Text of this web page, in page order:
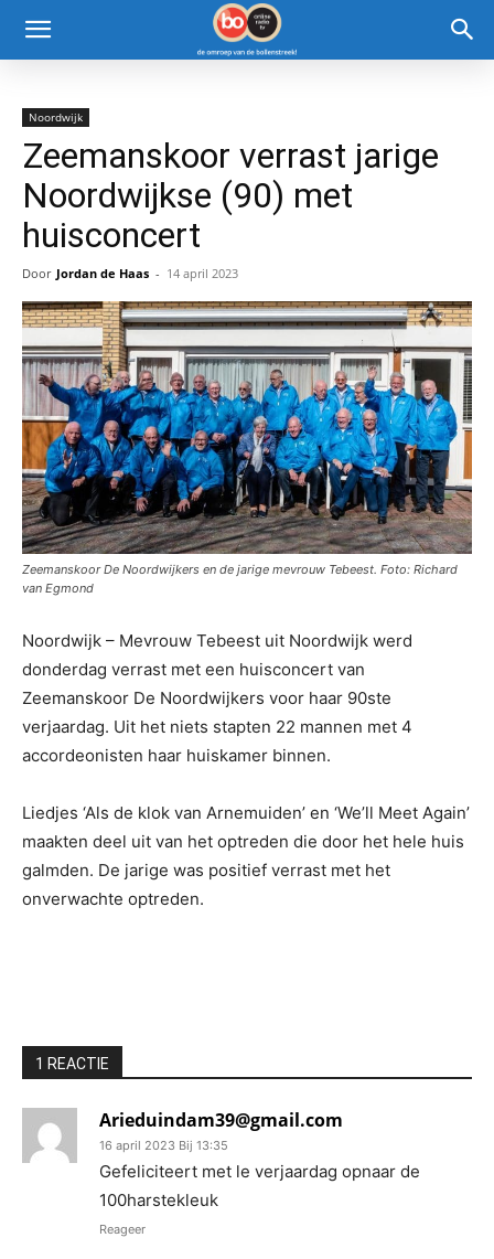
Noordwijk
Zeemanskoor verrast jarige
Noordwijkse (90) met
huisconcert
Door Jordan de Haas - 14 april 2023
Zeemanskoor De Noordwijkers en de jarige mevrouw Tebeest. Foto: Richard
van Egmond
Noordwijk – Mevrouw Tebeest uit Noordwijk werd
donderdag verrast met een huisconcert van
Zeemanskoor De Noordwijkers voor haar 90ste
verjaardag. Uit het niets stapten 22 mannen met 4
accordeonisten haar huiskamer binnen.
Liedjes ‘Als de klok van Arnemuiden’ en ‘We’ll Meet Again’
maakten deel uit van het optreden die door het hele huis
galmden. De jarige was positief verrast met het
onverwachte optreden.
1 REACTIE
Arieduindam39@gmail.com
16 april 2023 Bij 13:35
Gefeliciteert met le verjaardag opnaar de
100harstekleuk
Reageer